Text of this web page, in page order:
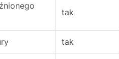
tak
tak